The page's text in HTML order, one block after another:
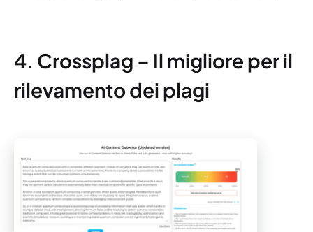
4. Crossplag – Il migliore per il
rilevamento dei plagi